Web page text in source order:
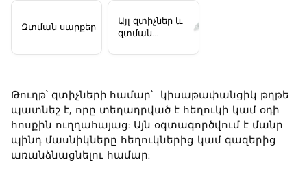
Զտման սարքերը
Այլ զտիչներ և
զտման
Թուղթ՝ զտիչների համար՝ կիսաթափանցիկ թղթե
պատնեշ է, որը տեղադրված է հեղուկի կամ օդի
հոսքին ուղղահայաց: Այն օգտագործվում է մանր
պինդ մասնիկները հեղուկներից կամ գազերից
առանձնացնելու համար: